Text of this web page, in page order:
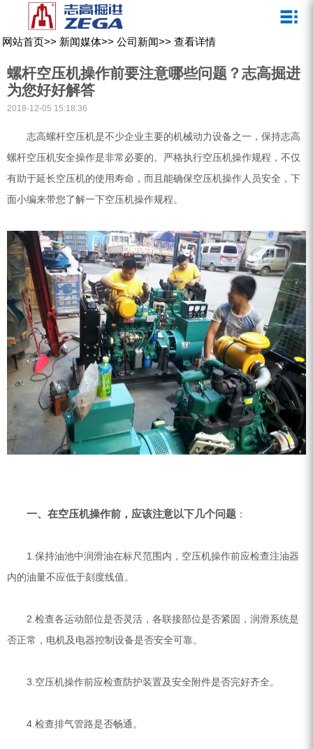
宣传视频
ZEGA全液压顶锤钻机
ZEGA水井钻机
锚固钻机系列
FY水井钻车系列
KQZ水井钻机系列
ZEGA分体式露天钻机
水井专用螺杆空压机
雾炮机
洗轮机
螺杆式空气压缩机
黑金刚钻头钻具系列
网站首页>> 新闻媒体>> 公司新闻>> 查看详情
螺杆空压机操作前要注意哪些问题？志高掘进
为您好好解答
2018-12-05 15:18:36
志高螺杆空压机是不少企业主要的机械动力设备之一，保持志高
螺杆空压机安全操作是非常必要的。严格执行空压机操作规程，不仅
有助于延长空压机的使用寿命，而且能确保空压机操作人员安全，下
面小编来带您了解一下空压机操作规程。
一、在空压机操作前，应该注意以下几个问题 ：
1.保持油池中润滑油在标尺范围内，空压机操作前应检查注油器
内的油量不应低于刻度线值。
2.检查各运动部位是否灵活，各联接部位是否紧固，润滑系统是
否正常，电机及电器控制设备是否安全可靠。
3.空压机操作前应检查防护装置及安全附件是否完好齐全。
4.检查排气管路是否畅通。